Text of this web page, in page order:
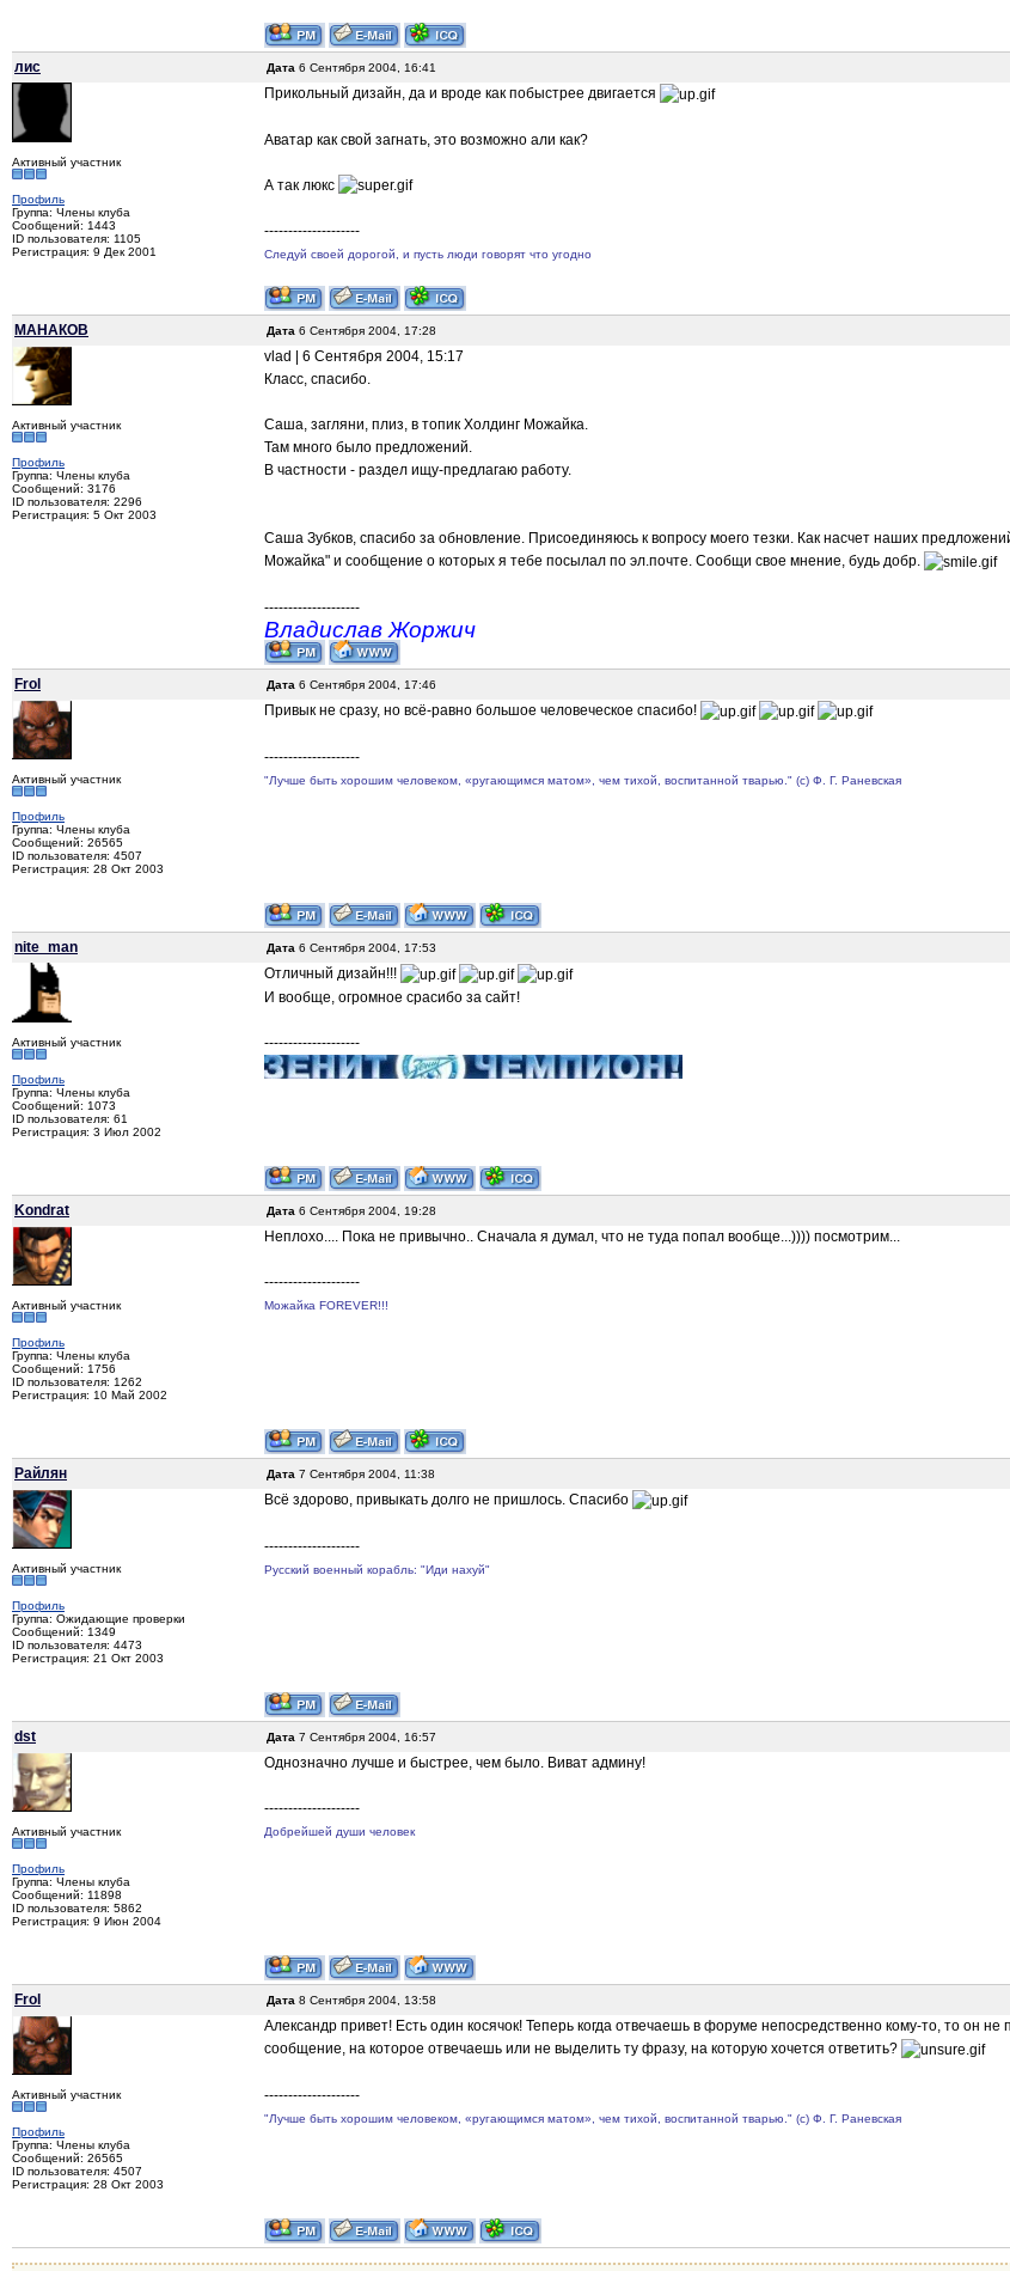
лис
Дата 6 Сентября 2004, 16:41
Активный участник
Профиль
Группа: Члены клуба
Сообщений: 1443
ID пользователя: 1105
Регистрация: 9 Дек 2001
Прикольный дизайн, да и вроде как побыстрее двигается
Аватар как свой загнать, это возможно али как?
А так люкс
--------------------
Следуй своей дорогой, и пусть люди говорят что угодно
МАНАКОВ
Дата 6 Сентября 2004, 17:28
Активный участник
Профиль
Группа: Члены клуба
Сообщений: 3176
ID пользователя: 2296
Регистрация: 5 Окт 2003
vlad | 6 Сентября 2004, 15:17
Класс, спасибо.
Саша, загляни, плиз, в топик Холдинг Можайка.
Там много было предложений.
В частности - раздел ищу-предлагаю работу.
Саша Зубков, спасибо за обновление. Присоединяюсь к вопросу моего тезки. Как насчет наших
Можайка" и сообщение о которых я тебе посылал по эл.почте. Сообщи свое мнение, будь добр.
--------------------
Владислав Жоржич
Frol
Дата 6 Сентября 2004, 17:46
Активный участник
Профиль
Группа: Члены клуба
Сообщений: 26565
ID пользователя: 4507
Регистрация: 28 Окт 2003
Привык не сразу, но всё-равно большое человеческое спасибо!
--------------------
"Лучше быть хорошим человеком, «ругающимся матом», чем тихой, воспитанной тварью." (с) Ф. Г. Раневская
nite_man
Дата 6 Сентября 2004, 17:53
Активный участник
Профиль
Группа: Члены клуба
Сообщений: 1073
ID пользователя: 61
Регистрация: 3 Июл 2002
Отличный дизайн!!!
И вообще, огромное срасибо за сайт!
--------------------
Kondrat
Дата 6 Сентября 2004, 19:28
Активный участник
Профиль
Группа: Члены клуба
Сообщений: 1756
ID пользователя: 1262
Регистрация: 10 Май 2002
Неплохо.... Пока не привычно.. Сначала я думал, что не туда попал вообще...)))) посмотрим...
--------------------
Можайка FOREVER!!!
Райлян
Дата 7 Сентября 2004, 11:38
Активный участник
Профиль
Группа: Ожидающие проверки
Сообщений: 1349
ID пользователя: 4473
Регистрация: 21 Окт 2003
Всё здорово, привыкать долго не пришлось. Спасибо
--------------------
Русский военный корабль: "Иди нахуй"
dst
Дата 7 Сентября 2004, 16:57
Активный участник
Профиль
Группа: Члены клуба
Сообщений: 11898
ID пользователя: 5862
Регистрация: 9 Июн 2004
Однозначно лучше и быстрее, чем было. Виват админу!
--------------------
Добрейшей души человек
Frol
Дата 8 Сентября 2004, 13:58
Активный участник
Профиль
Группа: Члены клуба
Сообщений: 26565
ID пользователя: 4507
Регистрация: 28 Окт 2003
Александр привет! Есть один косячок! Теперь когда отвечаешь в форуме непосредственно кому-то, то он
сообщение, на которое отвечаешь или не выделить ту фразу, на которую хочется ответить?
--------------------
"Лучше быть хорошим человеком, «ругающимся матом», чем тихой, воспитанной тварью." (с) Ф. Г. Раневская